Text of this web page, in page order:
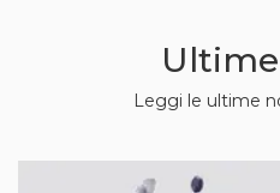
Leggi le ultime